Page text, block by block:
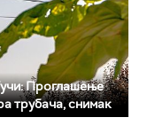
Проглашење
трубача, снимак